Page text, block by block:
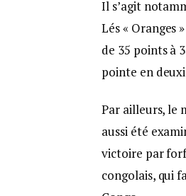
Il s’agit
Lés « Oranges
de 35 points à
pointe en
Par ailleurs, le
aussi été
victoire par
congolais, qui